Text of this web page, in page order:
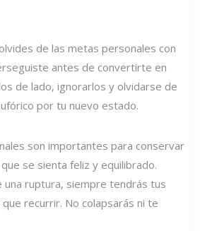
de las metas personales con
antes de convertirte en
de lado, ignorarlos y olvidarse de
por tu nuevo estado.
son importantes para conservar
se sienta feliz y equilibrado.
una ruptura, siempre tendrás tus
recurrir. No colapsarás ni te